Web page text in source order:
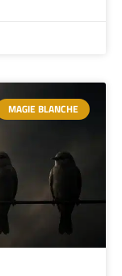
MAGIE BLANCHE